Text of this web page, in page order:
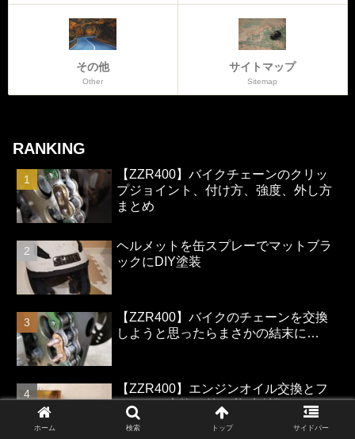
その他
Other
サイトマップ
Sitemap
RANKING
【ZZR400】バイクチェーンのクリッ
プジョイント、付け方、強度、外し方
まとめ
ヘルメットを缶スプレーでマットブラ
ックにDIY塗装
【ZZR400】バイクのチェーンを交換
しようと思ったらまさかの結末に…
【ZZR400】エンジンオイル交換とフ
ィルター交換の前に必ず確認すべきこ
と
ホーム 検索 トップ サイドバー